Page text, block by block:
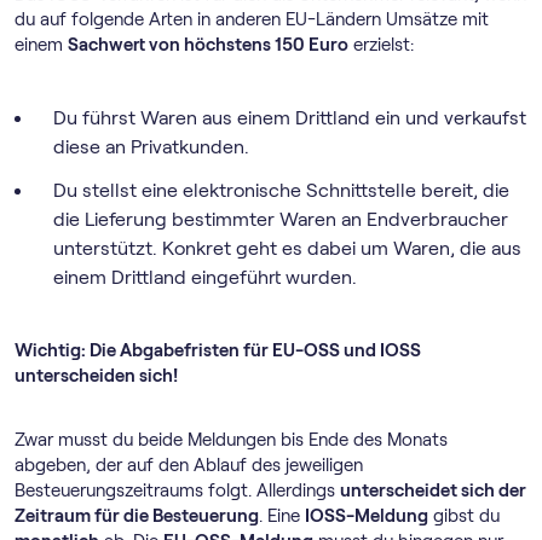
du auf folgende Arten in anderen EU-Ländern Umsätze mit
einem Sachwert von höchstens 150 Euro erzielst:
Du führst Waren aus einem Drittland ein und verkaufst
diese an Privatkunden.
Du stellst eine elektronische Schnittstelle bereit, die
die Lieferung bestimmter Waren an Endverbraucher
unterstützt. Konkret geht es dabei um Waren, die aus
einem Drittland eingeführt wurden.
Wichtig: Die Abgabefristen für EU-OSS und IOSS
unterscheiden sich!
Zwar musst du beide Meldungen bis Ende des Monats
abgeben, der auf den Ablauf des jeweiligen
Besteuerungszeitraums folgt. Allerdings unterscheidet sich der
Zeitraum für die Besteuerung. Eine IOSS-Meldung gibst du